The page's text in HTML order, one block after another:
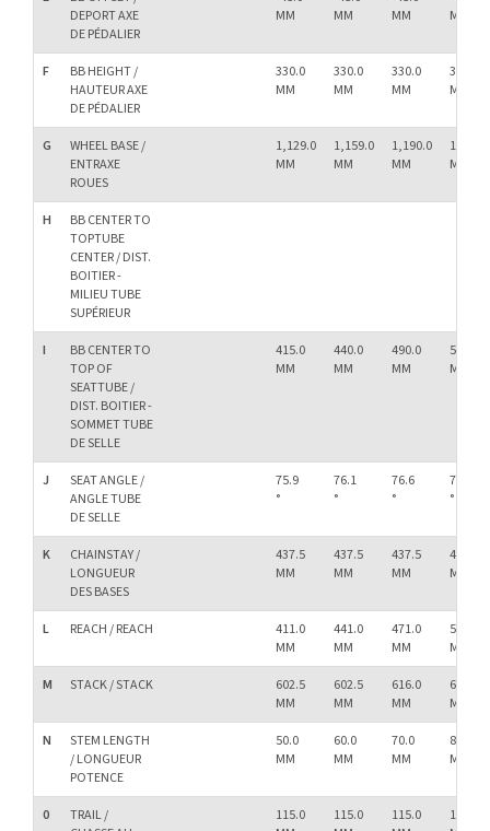
DEPORT AXE
DE PÉDALIER
MM
MM
MM
MM
F
BB HEIGHT /
HAUTEUR AXE
DE PÉDALIER
330.0
MM
330.0
MM
330.0
MM
330.0
MM
G
WHEEL BASE /
ENTRAXE
ROUES
1,129.0
MM
1,159.0
MM
1,190.0
MM
1,231.0
MM
H
BB CENTER TO
TOPTUBE
CENTER / DIST.
BOITIER -
MILIEU TUBE
SUPÉRIEUR
I
BB CENTER TO
TOP OF
SEATTUBE /
DIST. BOITIER -
SOMMET TUBE
DE SELLE
415.0
MM
440.0
MM
490.0
MM
540.0
MM
J
SEAT ANGLE /
ANGLE TUBE
DE SELLE
75.9
°
76.1
°
76.6
°
76.9
°
K
CHAINSTAY /
LONGUEUR
DES BASES
437.5
MM
437.5
MM
437.5
MM
437.5
MM
L REACH / REACH
411.0
MM
441.0
MM
471.0
MM
501.0
MM
M
STACK / STACK
602.5
MM
602.5
MM
616.0
MM
625.0
MM
N
STEM LENGTH
/ LONGUEUR
POTENCE
50.0
MM
60.0
MM
70.0
MM
80.0
MM
0
TRAIL /
115.0
115.0
115.0
115.0